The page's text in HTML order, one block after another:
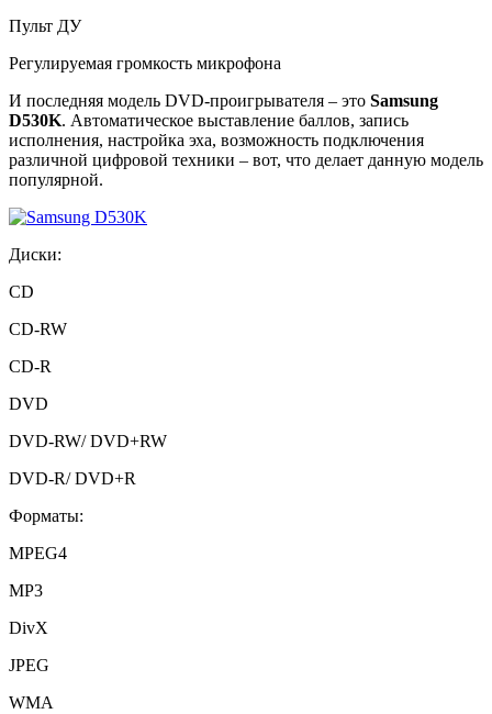
Пульт ДУ
Регулируемая громкость микрофона
И последняя модель DVD-проигрывателя – это Samsung
D530K. Автоматическое выставление баллов, запись
исполнения, настройка эха, возможность подключения
различной цифровой техники – вот, что делает данную модель
популярной.
Диски:
CD
CD-RW
CD-R
DVD
DVD-RW/ DVD+RW
DVD-R/ DVD+R
Форматы:
MPEG4
MP3
DivX
JPEG
WMA